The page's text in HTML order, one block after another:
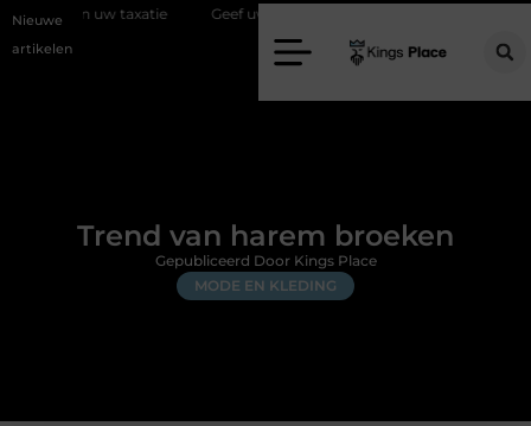
Nieuwe
artikelen
taxatie Geef uw slaapkamer een upgrade met interieuradvies
Trend van harem broeken
MODE EN KLEDING
Gepubliceerd Door Kings Place